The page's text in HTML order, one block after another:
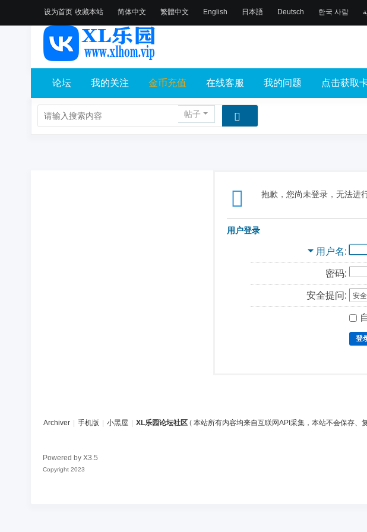
设为首页 收藏本站 简体中文 繁體中文 English 日本語 Deutsch 한국 사람
论坛 我的关注 金币充值 在线客服 我的问题 点击获取
帖子
抱歉，您尚未登录，无法进
用户登录
用户名
密码:
安全提问:
登
Archiver 手机版 小黑屋 XL乐园论坛社区 ( 本站所有内容均来自互联网API采集，本站不会保存
Powered by X3.5
Copyright 2023